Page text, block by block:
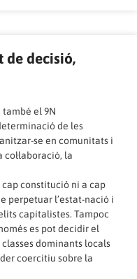
de decisió,
el 9N
de les
se en comunitats i
la
constitució ni a cap
perpetuar l’estat-nació i
capitalistes. Tampoc
es pot decidir el
dominants locals
coercitiu sobre la